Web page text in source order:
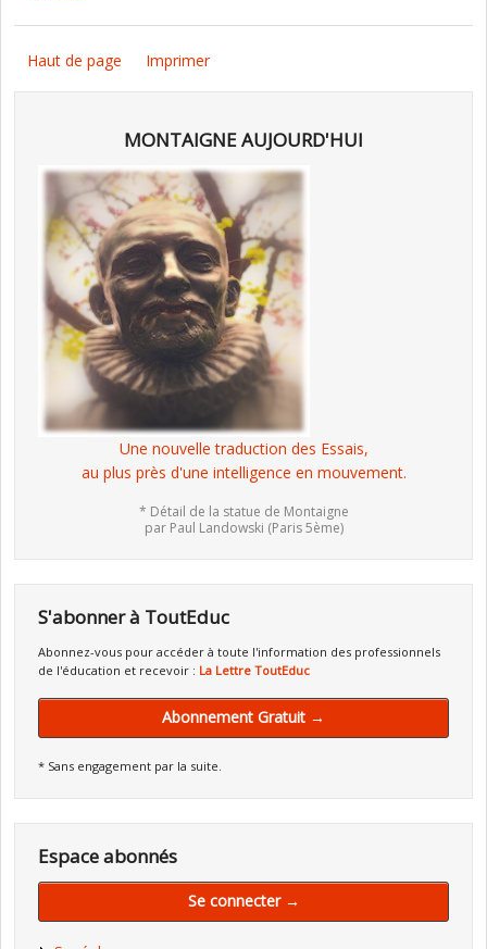
Haut de page Imprimer
MONTAIGNE AUJOURD'HUI
Une nouvelle traduction des Essais,
au plus près d'une intelligence en mouvement.
* Détail de la statue de Montaigne
par Paul Landowski (Paris 5ème)
S'abonner à ToutEduc
Abonnez-vous pour accéder à toute l'information des professionnels
de l'éducation et recevoir : La Lettre ToutEduc
Abonnement Gratuit →
* Sans engagement par la suite.
Espace abonnés
Se connecter →